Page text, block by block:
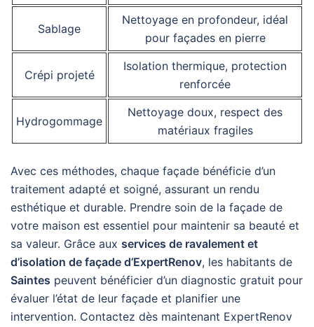
Sablage
Nettoyage en profondeur, idéal
pour façades en pierre
Crépi projeté
Isolation thermique, protection
renforcée
Hydrogommage
Nettoyage doux, respect des
matériaux fragiles
Avec ces méthodes, chaque façade bénéficie d’un
traitement adapté et soigné, assurant un rendu
esthétique et durable. Prendre soin de la façade de
votre maison est essentiel pour maintenir sa beauté et
sa valeur. Grâce aux services de ravalement et
d’isolation de façade d’ExpertRenov, les habitants de
Saintes peuvent bénéficier d’un diagnostic gratuit pour
évaluer l’état de leur façade et planifier une
intervention. Contactez dès maintenant ExpertRenov